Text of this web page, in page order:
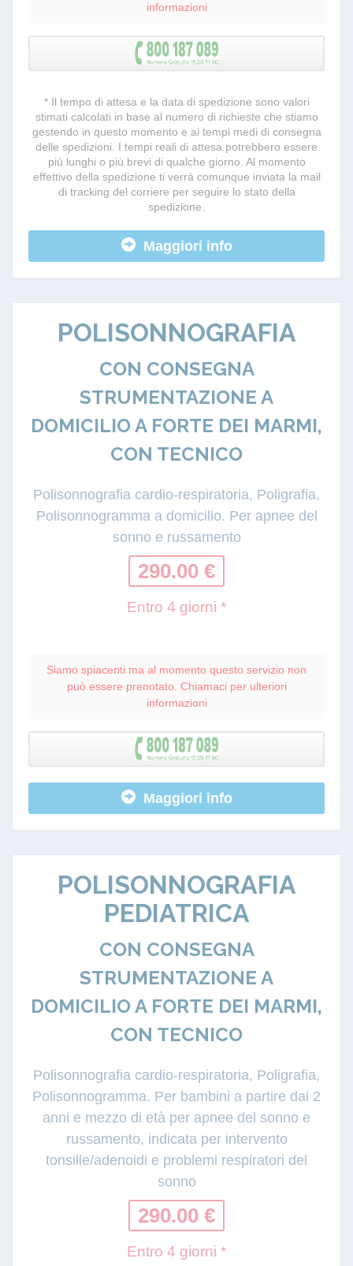
informazioni
* Il tempo di attesa e la data di spedizione sono valori
stimati calcolati in base al numero di richieste che stiamo
gestendo in questo momento e ai tempi medi di consegna
delle spedizioni. I tempi reali di attesa potrebbero essere
più lunghi o più brevi di qualche giorno. Al momento
effettivo della spedizione ti verrà comunque inviata la mail
di tracking del corriere per seguire lo stato della
spedizione.
Maggiori info
POLISONNOGRAFIA
CON CONSEGNA
STRUMENTAZIONE A
DOMICILIO A FORTE DEI MARMI,
CON TECNICO
Polisonnografia cardio-respiratoria, Poligrafia,
Polisonnogramma a domicilio. Per apnee del
sonno e russamento
290.00 €
Entro 4 giorni *
Siamo spiacenti ma al momento questo servizio non
può essere prenotato. Chiamaci per ulteriori
informazioni
Maggiori info
POLISONNOGRAFIA
PEDIATRICA
CON CONSEGNA
STRUMENTAZIONE A
DOMICILIO A FORTE DEI MARMI,
CON TECNICO
Polisonnografia cardio-respiratoria, Poligrafia,
Polisonnogramma. Per bambini a partire dai 2
anni e mezzo di età per apnee del sonno e
russamento, indicata per intervento
tonsille/adenoidi e problemi respiratori del
sonno
290.00 €
Entro 4 giorni *